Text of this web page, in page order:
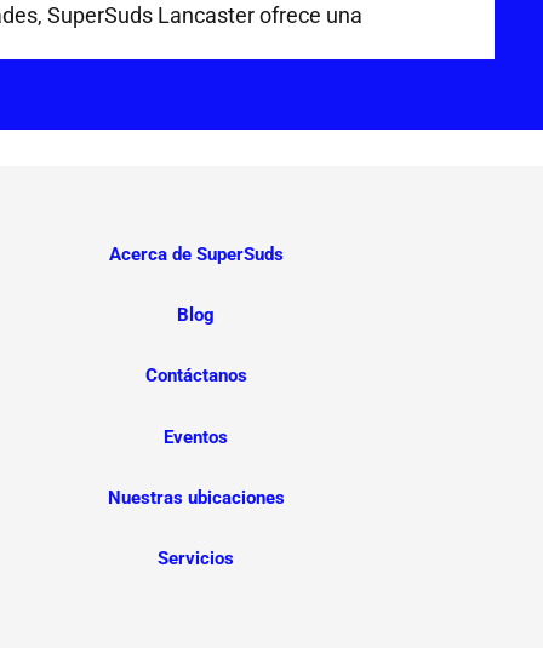
SuperSuds Lancaster ofrece una
Acerca de SuperSuds
Blog
Contáctanos
Eventos
Nuestras ubicaciones
Servicios